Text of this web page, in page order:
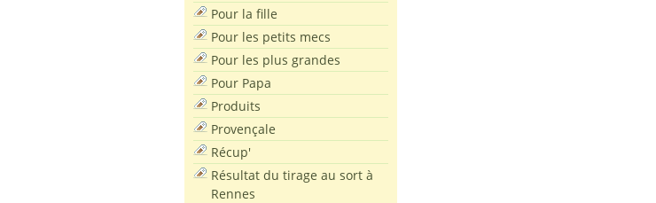
Pour la fille
Pour les petits mecs
Pour les plus grandes
Pour Papa
Produits
Provençale
Récup'
Résultat du tirage au sort à
Rennes